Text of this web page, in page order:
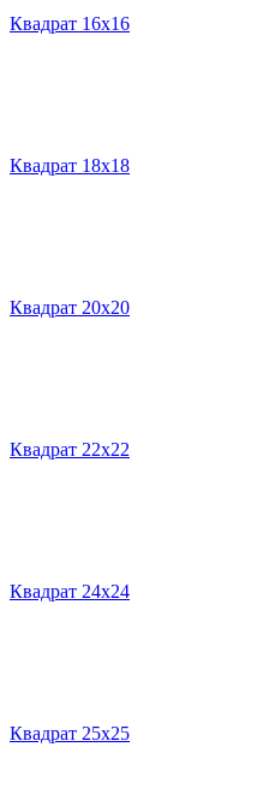
Квадрат 16х16
Квадрат 18х18
Квадрат 20х20
Квадрат 22х22
Квадрат 24х24
Квадрат 25х25